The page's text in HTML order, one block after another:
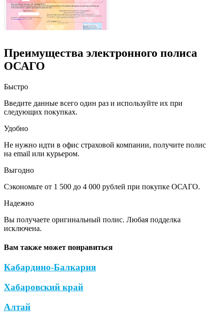
Преимущества электронного полиса
ОСАГО
Быстро
Введите данные всего один раз и используйте их при
следующих покупках.
Удобно
Не нужно идти в офис страховой компании, получите полис
на email или курьером.
Выгодно
Сэкономьте от 1 500 до 4 000 рублей при покупке ОСАГО.
Надежно
Вы получаете оригинальный полис. Любая подделка
исключена.
Вам также может понравиться
Кабардино-Балкария
Хабаровский край
Алтай